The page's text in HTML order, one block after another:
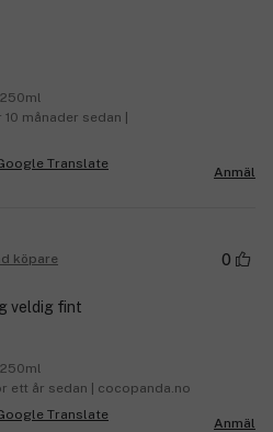
månader sedan |
Anmäl
köpare 0
veldig fint
ett år sedan | cocopanda.no
Anmäl